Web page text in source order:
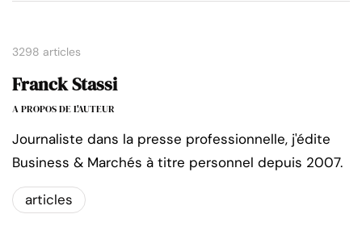
3298 articles
Franck Stassi
A PROPOS DE L'AUTEUR
Journaliste dans la presse professionnelle, j'édite
Business & Marchés à titre personnel depuis 2007.
articles